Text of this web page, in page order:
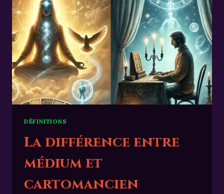
DÉFINITIONS
La différence entre
médium et
cartomancien